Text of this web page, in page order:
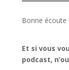
Bonne écoute
Et si vous
podcast,